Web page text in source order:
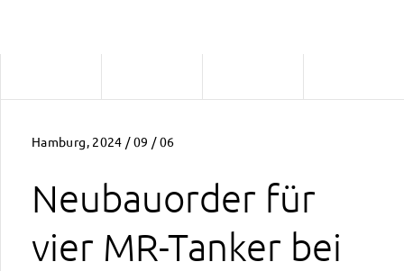
Hamburg, 2024 / 09 / 06
Neubauorder für
vier MR-Tanker bei